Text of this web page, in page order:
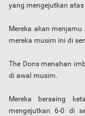
yang mengejutkan
Mereka akan
mereka musim ini di
The Dons menahan
di awal musim.
Mereka bersaing
mengejutkan 6-0 di